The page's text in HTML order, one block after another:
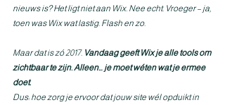
nieuws is? Het ligt niet aan Wix. Nee echt. Vroeger – ja,
toen was Wix wat lastig. Flash en zo.
Maar dat is zó 2017. Vandaag geeft Wix je alle tools om
zichtbaar te zijn. Alleen… je moet wéten wat je ermee
doet.
Dus: hoe zorg je ervoor dat jouw site wél opduikt in